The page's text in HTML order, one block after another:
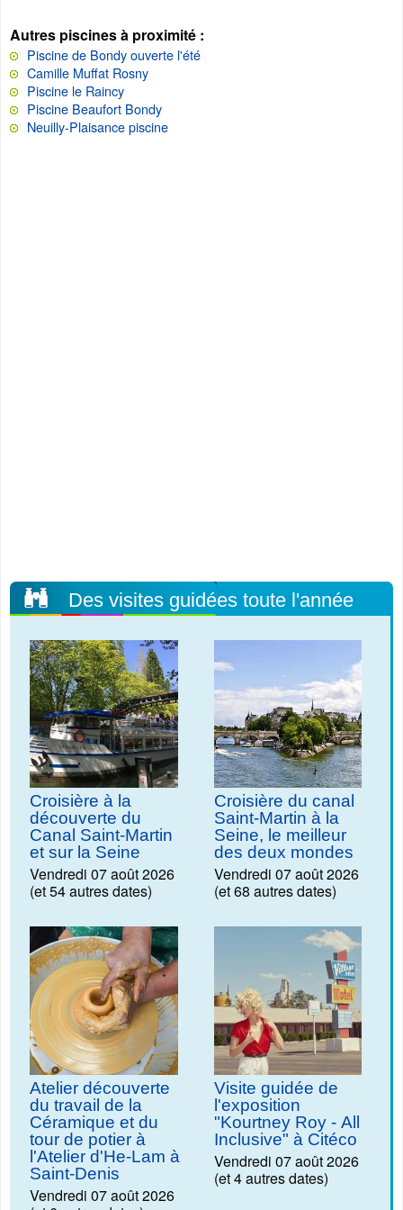
Autres piscines à proximité :
Piscine de Bondy ouverte l'été
Camille Muffat Rosny
Piscine le Raincy
Piscine Beaufort Bondy
Neuilly-Plaisance piscine
Des visites guidées toute l'année
Croisière à la
découverte du
Canal Saint-Martin
et sur la Seine
Vendredi 07 août 2026
(et 54 autres dates)
Croisière du canal
Saint-Martin à la
Seine, le meilleur
des deux mondes
Vendredi 07 août 2026
(et 68 autres dates)
Atelier découverte
du travail de la
Céramique et du
tour de potier à
l'Atelier d'He-Lam à
Saint-Denis
Vendredi 07 août 2026
Visite guidée de
l'exposition
"Kourtney Roy - All
Inclusive" à Citéco
Vendredi 07 août 2026
(et 4 autres dates)